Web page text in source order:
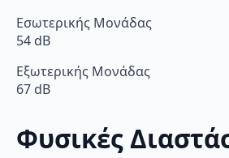
Εσωτερικής Μονάδας
54 dB
Εξωτερικής Μονάδας
67 dB
Φυσικές